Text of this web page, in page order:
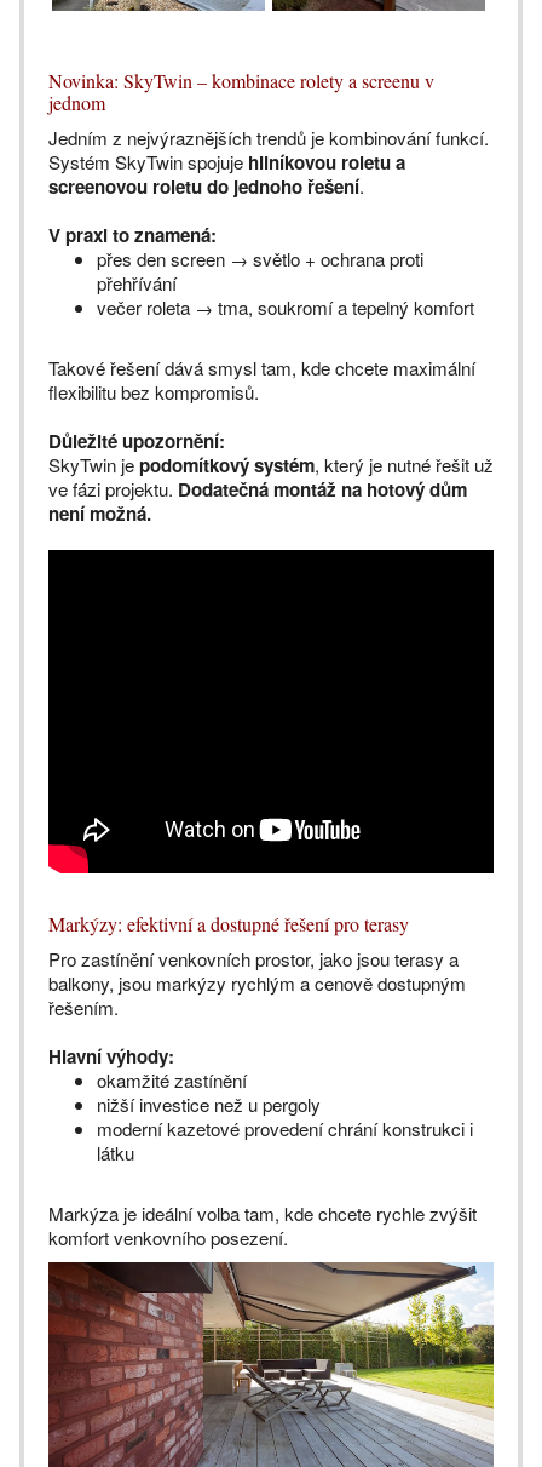
Novinka: SkyTwin – kombinace rolety a screenu v
jednom
Jedním z nejvýraznějších trendů je kombinování funkcí.
Systém SkyTwin spojuje hliníkovou roletu a
screenovou roletu do jednoho řešení.
V praxi to znamená:
přes den screen → světlo + ochrana proti
přehřívání
večer roleta → tma, soukromí a tepelný komfort
Takové řešení dává smysl tam, kde chcete maximální
flexibilitu bez kompromisů.
Důležité upozornění:
SkyTwin jepodomítkový systém, který je nutné řešit už
ve fázi projektu. Dodatečná montáž na hotový dům
není možná.
Markýzy: efektivní a dostupné řešení pro terasy
Pro zastínění venkovních prostor, jako jsou terasy a
balkony, jsou markýzy rychlým a cenově dostupným
řešením.
Hlavní výhody:
okamžité zastínění
nižší investice než u pergoly
moderní kazetové provedení chrání konstrukci i
látku
Markýza je ideální volba tam, kde chcete rychle zvýšit
komfort venkovního posezení.